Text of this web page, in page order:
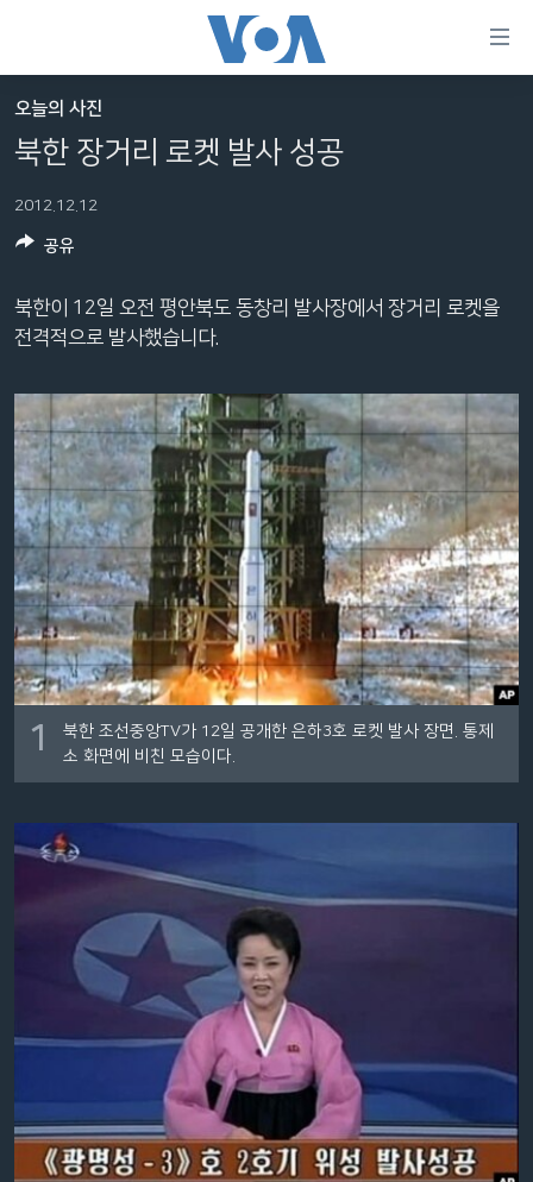
가
능
크
콘
텐
이
동
메
인
네
비
게
이
션
으
검
색
세계
VOD
라디오
프로그램
주파수 안내
FOLLOW US
언어 선택
오늘의 사진
북한 장거리 로켓 발사 성공
2012.12.12
북한이 12일 오전 평안북도 동창리 발사장에서 장거리 로켓을
전격적으로 발사했습니다.
1
북한 조선중앙TV가 12일 공개한 은하3호 로켓 발사 장면. 통제
소 화면에 비친 모습이다.
공유